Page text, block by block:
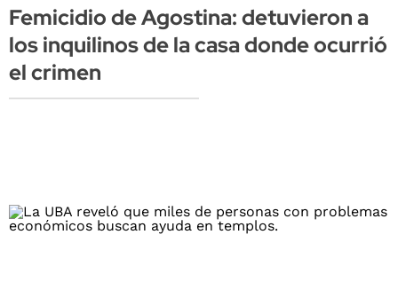
Femicidio de Agostina: detuvieron a
los inquilinos de la casa donde ocurrió
el crimen